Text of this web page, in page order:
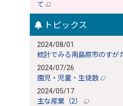
て
トピックス
2024/08/01
統計でみる南島原市のすが
2024/07/26
園児・児童・生徒数
2024/05/17
主な産業（2）